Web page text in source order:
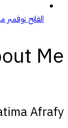
الفاتح نوفمبر
Me
Afrafy